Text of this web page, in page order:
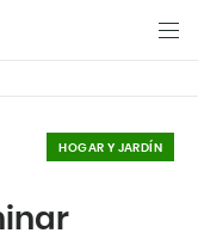
HOGAR Y JARDÍN